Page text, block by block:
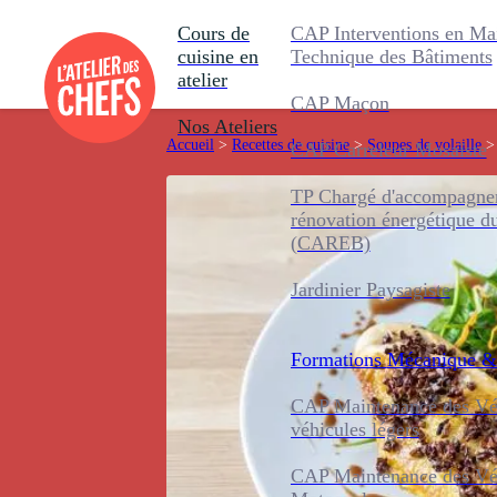
Cours de
cuisine en
atelier
Nos Ateliers
CAP Interventions en
Technique des Bâtiments
CAP Maçon
CAP Carreleur Mosaïste
TP Chargé
rénovation énergétique
(CAREB)
Jardinier Paysagiste
Formations Mécanique
CAP Maintenance des
véhicules légers
CAP Maintenance des
Accueil > Recettes de cuisine > Soupes de volaille >